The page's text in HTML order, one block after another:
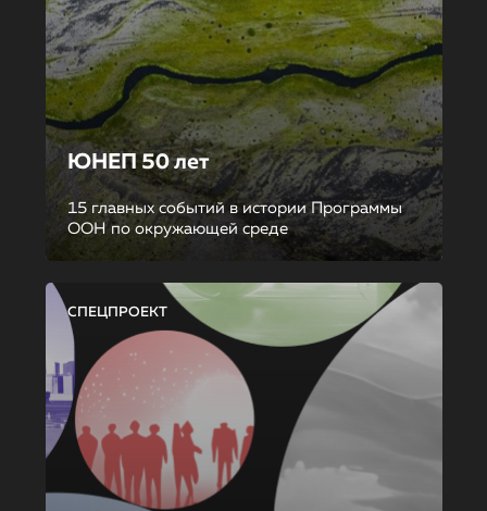
ЮНЕП 50 лет
15 главных событий в истории Программы
ООН по окружающей среде
СПЕЦПРОЕКТ